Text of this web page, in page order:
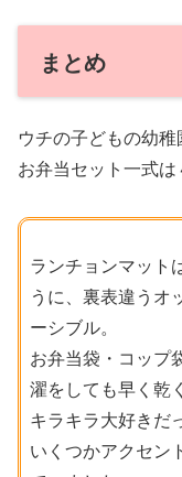
まとめ
ウチの子どもの幼
お弁当セット一式は
ランチョンマット
うに、裏表違うオ
ーシブル。
お弁当袋・コップ
濯をしても早く乾
キラキラ大好きだ
いくつかアクセン